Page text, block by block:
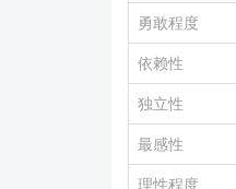
勇敢程度
依赖性
独立性
最感性
理性程度